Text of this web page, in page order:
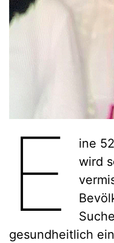
E
ine
wird
gesundheitlich